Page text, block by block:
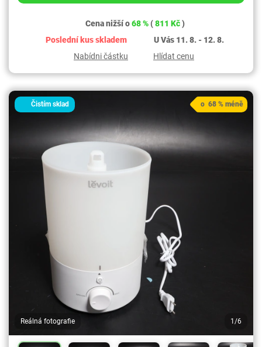
Cena nižší o68 %(811 Kč)
Poslední kus skladem
U Vás 11. 8. - 12. 8.
Nabídni částku
Hlídat cenu
Čistím sklad
Reálná fotografie 1/6
o 68 % méně